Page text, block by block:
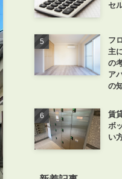
セ
フ
主
の
ア
の
賃
ボ
い